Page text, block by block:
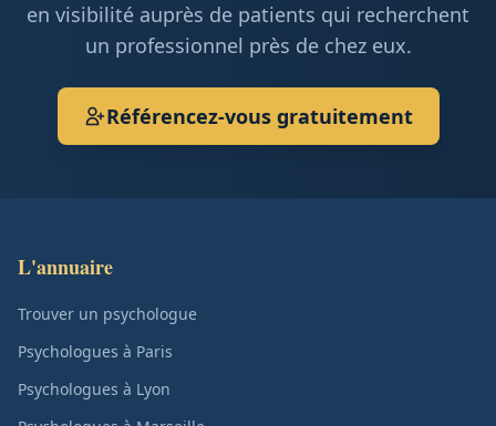
en visibilité auprès de patients qui recherchent
un professionnel près de chez eux.
Référencez-vous gratuitement
L'annuaire
Trouver un psychologue
Psychologues à Paris
Psychologues à Lyon